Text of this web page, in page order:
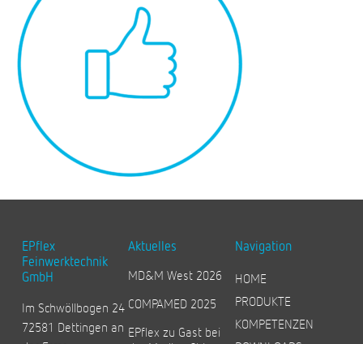
EPflex
Feinwerktechnik
GmbH
Im Schwöllbogen 24
72581 Dettingen an
Aktuelles
MD&M West 2026
COMPAMED 2025
EPflex zu Gast bei
Navigation
HOME
PRODUKTE
KOMPETENZEN